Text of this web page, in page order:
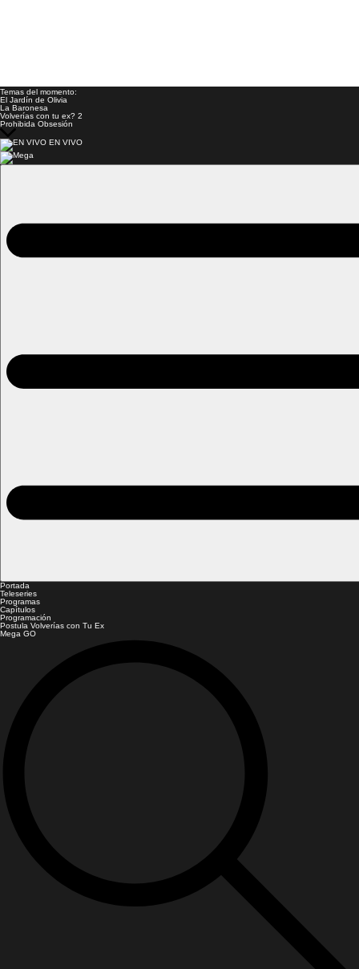
Temas del momento:
El Jardín de Olivia
La Baronesa
Volverías con tu ex? 2
Prohibida Obsesión
EN VIVO
Portada
Teleseries
Programas
Capítulos
Programación
Postula Volverías con Tu Ex
Mega GO